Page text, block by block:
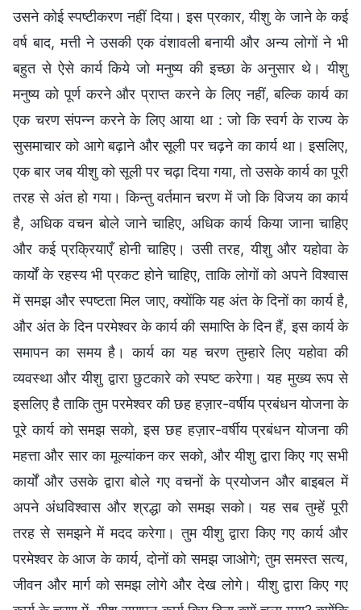
उसने कोई स्पष्टीकरण नहीं दिया। इस प्रकार, यीशु के जाने के कई
वर्ष बाद, मत्ती ने उसकी एक वंशावली बनायी और अन्य लोगों ने भी
बहुत से ऐसे कार्य किये जो मनुष्य की इच्छा के अनुसार थे। यीशु
मनुष्य को पूर्ण करने और प्राप्त करने के लिए नहीं, बल्कि कार्य का
एक चरण संपन्न करने के लिए आया था : जो कि स्वर्ग के राज्य के
सुसमाचार को आगे बढ़ाने और सूली पर चढ़ने का कार्य था। इसलिए,
एक बार जब यीशु को सूली पर चढ़ा दिया गया, तो उसके कार्य का पूरी
तरह से अंत हो गया। किन्तु वर्तमान चरण में जो कि विजय का कार्य
है, अधिक वचन बोले जाने चाहिए, अधिक कार्य किया जाना चाहिए
और कई प्रक्रियाएँ होनी चाहिए। उसी तरह, यीशु और यहोवा के
कार्यों के रहस्य भी प्रकट होने चाहिए, ताकि लोगों को अपने विश्वास
में समझ और स्पष्टता मिल जाए, क्योंकि यह अंत के दिनों का कार्य है,
और अंत के दिन परमेश्वर के कार्य की समाप्ति के दिन हैं, इस कार्य के
समापन का समय है। कार्य का यह चरण तुम्हारे लिए यहोवा की
व्यवस्था और यीशु द्वारा छुटकारे को स्पष्ट करेगा। यह मुख्य रूप से
इसलिए है ताकि तुम परमेश्वर की छह हज़ार-वर्षीय प्रबंधन योजना के
पूरे कार्य को समझ सको, इस छह हज़ार-वर्षीय प्रबंधन योजना की
महत्ता और सार का मूल्यांकन कर सको, और यीशु द्वारा किए गए सभी
कार्यों और उसके द्वारा बोले गए वचनों के प्रयोजन और बाइबल में
अपने अंधविश्वास और श्रद्धा को समझ सको। यह सब तुम्हें पूरी
तरह से समझने में मदद करेगा। तुम यीशु द्वारा किए गए कार्य और
परमेश्वर के आज के कार्य, दोनों को समझ जाओगे; तुम समस्त सत्य,
जीवन और मार्ग को समझ लोगे और देख लोगे। यीशु द्वारा किए गए